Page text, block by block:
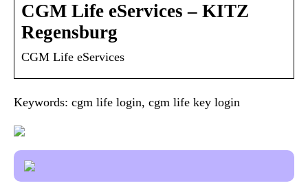
CGM Life eServices – KITZ
Regensburg
CGM Life eServices
Keywords: cgm life login, cgm life key login